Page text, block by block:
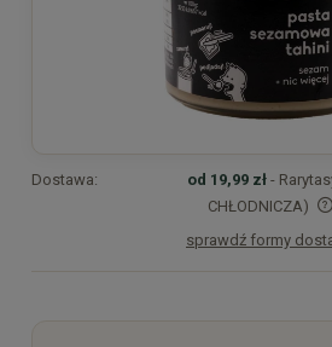
Dostawa: od 19,99 zł -
CHŁODNICZA)
Cena nie zawiera ewentualnych
sprawdź formy